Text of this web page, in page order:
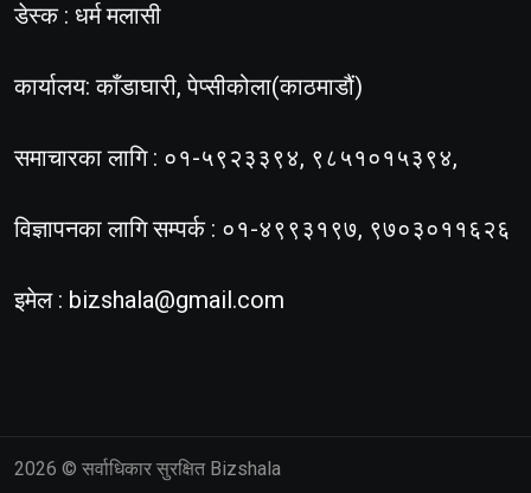
डेस्क : धर्म मलासी
कार्यालय: काँडाघारी, पेप्सीकोला(काठमाडौं)
समाचारका लागि : ०१-५९२३३९४, ९८५१०१५३९४,
विज्ञापनका लागि सम्पर्क : ०१-४९९३१९७, ९७०३०११६२६
इमेल : bizshala@gmail.com
2026 © सर्वाधिकार सुरक्षित Bizshala